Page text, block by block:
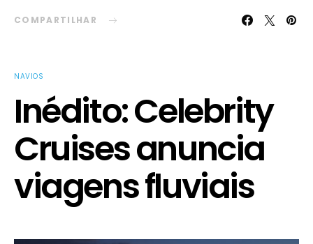
COMPARTILHAR
NAVIOS
Inédito: Celebrity
Cruises anuncia
viagens fluviais